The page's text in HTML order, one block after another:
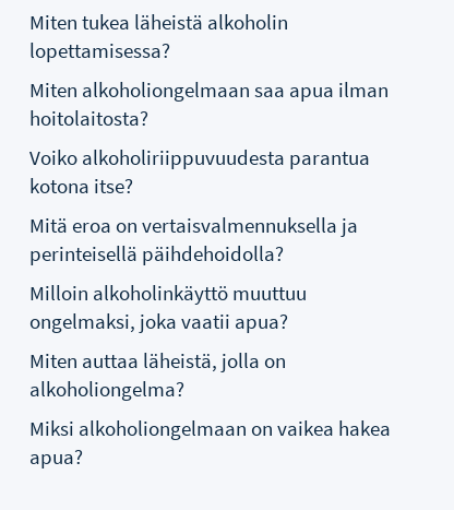
Miten tukea läheistä alkoholin
lopettamisessa?
Miten alkoholiongelmaan saa apua ilman
hoitolaitosta?
Voiko alkoholiriippuvuudesta parantua
kotona itse?
Mitä eroa on vertaisvalmennuksella ja
perinteisellä päihdehoidolla?
Milloin alkoholinkäyttö muuttuu
ongelmaksi, joka vaatii apua?
Miten auttaa läheistä, jolla on
alkoholiongelma?
Miksi alkoholiongelmaan on vaikea hakea
apua?